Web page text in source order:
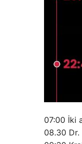
07:00 İki
08.30 Dr.